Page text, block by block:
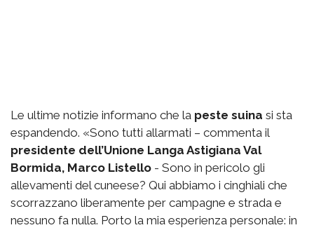
Le ultime notizie informano che la peste suina si sta
espandendo. «Sono tutti allarmati – commenta il
presidente dell’Unione Langa Astigiana Val
Bormida, Marco Listello - Sono in pericolo gli
allevamenti del cuneese? Qui abbiamo i cinghiali che
scorrazzano liberamente per campagne e strada e
nessuno fa nulla. Porto la mia esperienza personale: in